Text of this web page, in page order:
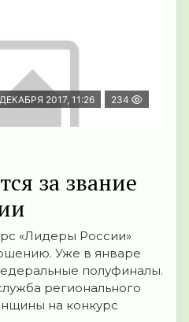
2017, 11:26 234
за звание
«Лидеры России»
Уже в январе
полуфиналы.
регионального
на конкурс